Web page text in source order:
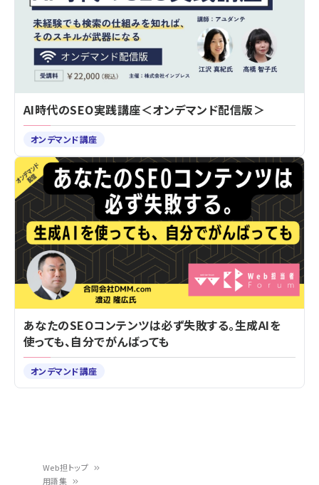
Web担トップ
用語集
AI時代のSEO実践講座＜オンデマンド配信版＞
オンデマンド講座
あなたのSEOコンテンツは必ず失敗する。生成AIを
使っても、自分でがんばっても
オンデマンド講座